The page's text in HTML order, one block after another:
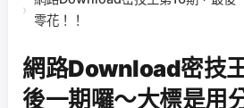
›
零花！！
網路Download密技
後一期囉～大標是用